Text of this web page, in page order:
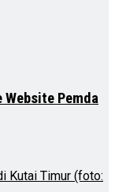
Website Pemda